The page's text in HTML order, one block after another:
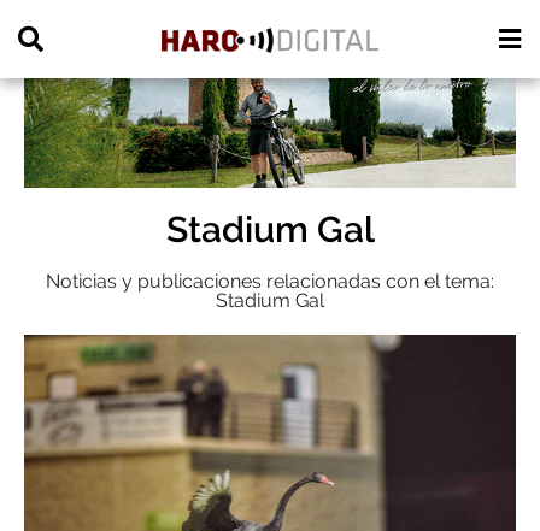
Stadium Gal
Noticias y publicaciones relacionadas con el tema:
Stadium Gal